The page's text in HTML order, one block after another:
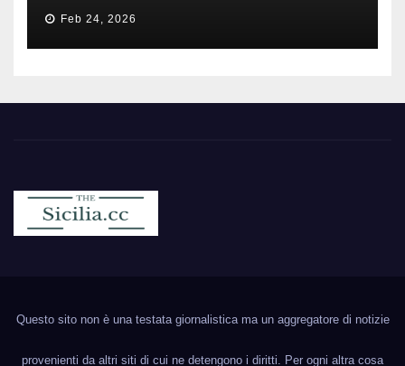
Feb 24, 2026
Questo sito non è una testata giornalistica ma un aggregatore di notizie
provenienti da altri siti di cui ne detengono i diritti. Per ogni altra cosa